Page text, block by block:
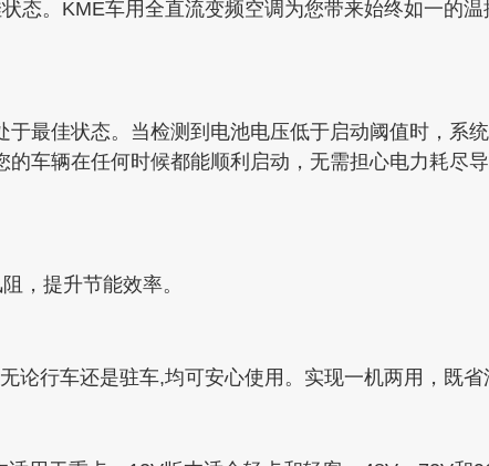
态。KME车用全直流变频空调为您带来始终如一的温
最佳状态。当检测到电池电压低于启动阈值时，系
车辆在任何时候都能顺利启动，无需担心电力耗尽
，提升节能效率。
行车还是驻车,均可安心使用。实现一机两用，既省